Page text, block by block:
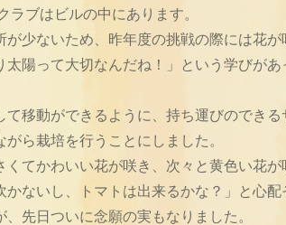
ラブはビルの中にあります。
が少ないため、昨年度の挑戦の際には花
太陽って大切なんだね！」という学びがあ
て移動ができるように、持ち運びのでき
がら栽培を行うことにしました。
てかわいい花が咲き、次々と黄色い花が
かないし、トマトは出来るかな？」と心
先日ついに念願の実もなりました。